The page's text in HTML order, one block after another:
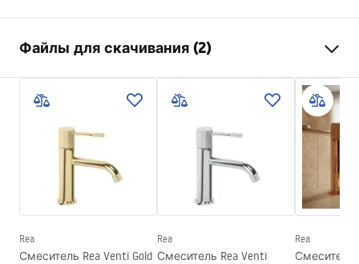
Способ монтажа
На полу
Цвет
Титан
Тип излива
Поворотный
Материал
Латунь
Диапазон излива
мм
Технология нанесения
PVD
Диаметр подключения
3/8 дюйма
Файлы для скачивания (2)
Инструкция по сборке
Условия гарантии
Warranty_Terms_and_Conditions_Faucets_-_5.pdf
Rea
Смеситель Rea Venti Gold
Rea
Смеситель Rea Venti
Rea
Смеситель